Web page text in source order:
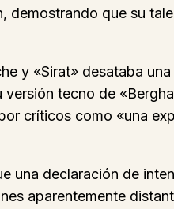
demostrando que su
y «Sirat» desataba
tecno de
críticos como «una
una declaración de
aparentemente